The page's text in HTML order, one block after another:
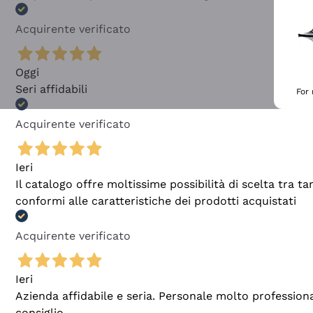
Acquirente verificato
Oggi
Seri affidabili
Acquirente verificato
Ieri
Il catalogo offre moltissime possibilità di scelta tra
conformi alle caratteristiche dei prodotti acquistati
Acquirente verificato
Ieri
Azienda affidabile e seria. Personale molto
For